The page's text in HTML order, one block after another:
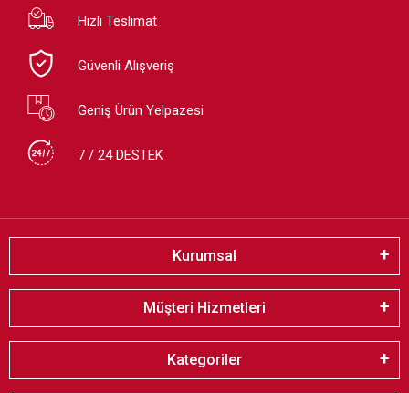
Hızlı Teslimat
Güvenli Alışveriş
Geniş Ürün Yelpazesi
7 / 24 DESTEK
Kurumsal
Müşteri Hizmetleri
Kategoriler